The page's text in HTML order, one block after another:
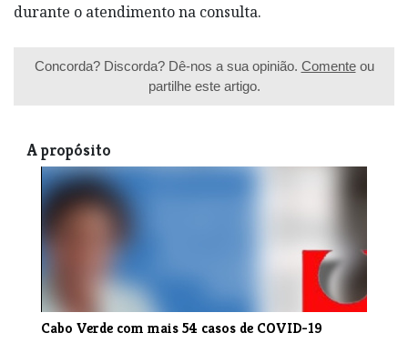
durante o atendimento na consulta.
Concorda? Discorda? Dê-nos a sua opinião. Comenteou
partilhe este artigo.
A propósito
​Cabo Verde com mais 54 casos de COVID-19